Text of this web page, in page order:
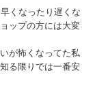
くなったり遅くな
ップの方には大変
が怖くなってた私
る限りでは一番安